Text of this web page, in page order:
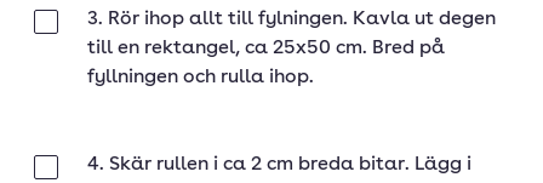
3. Rör ihop allt till fylningen. Kavla ut degen
till en rektangel, ca 25x50 cm. Bred på
fyllningen och rulla ihop.
4. Skär rullen i ca 2 cm breda bitar. Lägg i